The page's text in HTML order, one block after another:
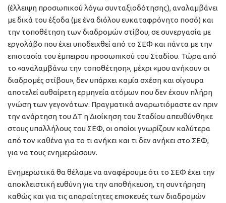
(έλλειψη προσωπικού λόγω συνταξιοδότησης), αναλαμβάνει
με δικά του έξοδα (με ένα διόλου ευκαταφρόνητο ποσό) και
την τοποθέτηση των διαδρομών στίβου, σε συνεργασία με
εργολάβο που έχει υποδειχθεί από το ΣΕΦ και πάντα με την
επιστασία του έμπειρου προσωπικού του Σταδίου. Τώρα από
το «αναλαμβάνω την τοποθέτηση», μέχρι «μου ανήκουν οι
διαδρομές στίβου», δεν υπάρχει καμία σχέση και σίγουρα
αποτελεί αυθαίρετη ερμηνεία ατόμων που δεν έχουν πλήρη
γνώση των γεγονότων. Πραγματικά αναρωτιόμαστε αν πριν
την ανάρτηση του ΔΤ η Διοίκηση του Σταδίου απευθύνθηκε
στους υπαλλήλους του ΣΕΦ, οι οποίοι γνωρίζουν καλύτερα
από τον καθένα για το τι ανήκει και τι δεν ανήκει στο ΣΕΦ,
για να τους ενημερώσουν.
Ενημερωτικά θα θέλαμε να αναφέρουμε ότι το ΣΕΦ έχει την
αποκλειστική ευθύνη για την αποθήκευση, τη συντήρηση
καθώς και για τις απαραίτητες επισκευές των διαδρομών